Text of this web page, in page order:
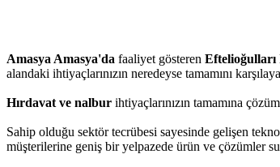
Amasya Amasya'da faaliyet gösteren
alandaki ihtiyaçlarınızın neredeyse tamamını
Hırdavat ve nalbur ihtiyaçlarınızın tamamına
Sahip olduğu sektör tecrübesi sayesinde gelişen
müşterilerine geniş bir yelpazede ürün ve çözümler